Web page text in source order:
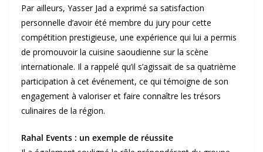
Par ailleurs, Yasser Jad a exprimé sa satisfaction
personnelle d’avoir été membre du jury pour cette
compétition prestigieuse, une expérience qui lui a permis
de promouvoir la cuisine saoudienne sur la scène
internationale. Il a rappelé qu’il s’agissait de sa quatrième
participation à cet événement, ce qui témoigne de son
engagement à valoriser et faire connaître les trésors
culinaires de la région.
Rahal Events : un exemple de réussite